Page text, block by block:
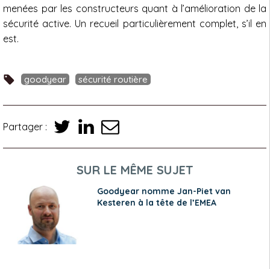
menées par les constructeurs quant à l’amélioration de la
sécurité active. Un recueil particulièrement complet, s’il en
est.
goodyear sécurité routière
Partager :
SUR LE MÊME SUJET
Goodyear nomme Jan-Piet van
Kesteren à la tête de l’EMEA